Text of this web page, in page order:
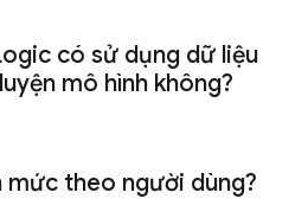
có sử dụng dữ liệu
mô hình không?
mức theo người dùng?